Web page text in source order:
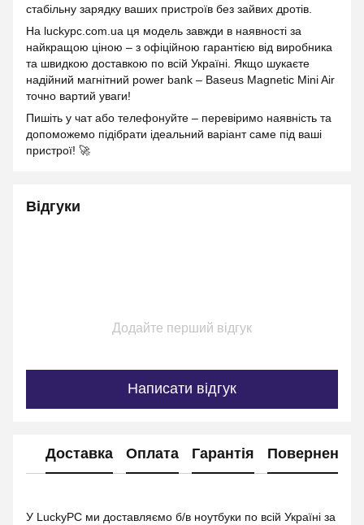
стабільну зарядку ваших пристроїв без зайвих дротів.
На luckypc.com.ua ця модель завжди в наявності за
найкращою ціною – з офіційною гарантією від виробника
та швидкою доставкою по всій Україні. Якщо шукаєте
надійний магнітний power bank – Baseus Magnetic Mini Air
точно вартий уваги!
Пишіть у чат або телефонуйте – перевіримо наявність та
допоможемо підібрати ідеальний варіант саме під ваші
пристрої! 🚀
Відгуки
Додайте перший відгук
Написати відгук
Доставка Оплата Гарантія Повернення
У LuckyPC ми доставляємо б/в ноутбуки по всій Україні за